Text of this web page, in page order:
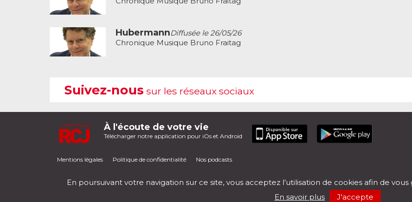
HubermannDiffusée le 26/05/26
Chronique Musique Bruno Fraitag
Suivez-nous sur les réseaux sociaux
À l'écoute de votre vie
Télécharger notre application pour iOs et Android
Mentions légales Politique de confidentialité Nos podcasts
En poursuivant votre navigation sur ce site, vous acceptez l’utilisation de cookies afin de
En savoir plus
J'accepte